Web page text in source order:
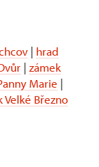
| hrad
| zámek
Marie |
Velké Březno